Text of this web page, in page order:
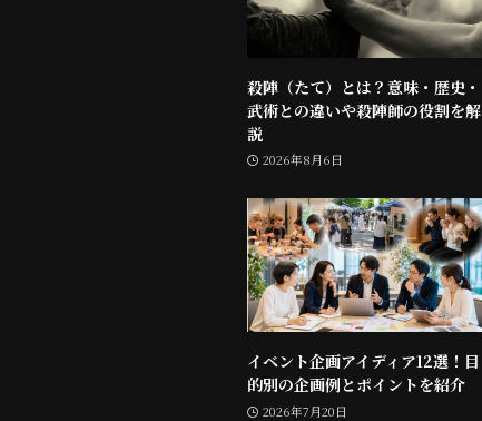
殺陣（たて）とは？意味・歴史・
武術との違いや殺陣師の役割を解
説
2026年8月6日
イベント企画アイディア12選！目
的別の企画例とポイントを紹介
2026年7月20日